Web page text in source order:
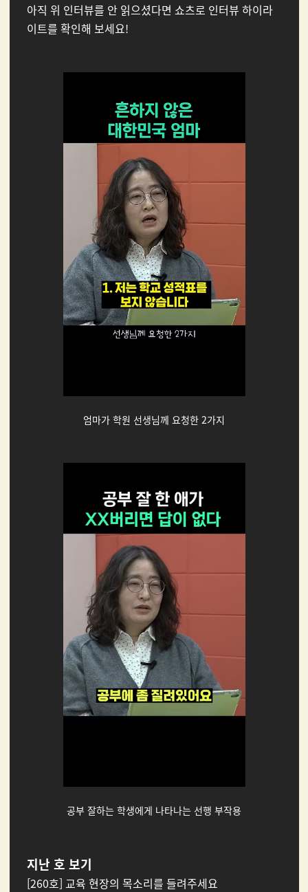
아직 위 인터뷰를 안 읽으셨다면 쇼츠로 인터뷰 하이라
이트를 확인해 보세요!
엄마가 학원 선생님께 요청한 2가지
공부 잘하는 학생에게 나타나는 선행 부작용
지난 호 보기
[260호] 교육 현장의 목소리를 들려주세요